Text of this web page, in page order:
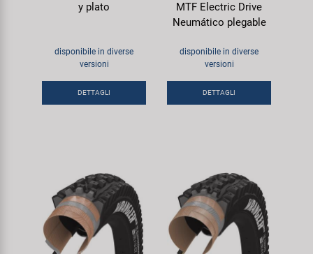
y plato
disponibile in diverse
versioni
DETTAGLI
MTF Electric Drive
Neumático plegable
disponibile in diverse
versioni
DETTAGLI